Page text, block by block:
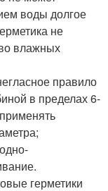
воды долгое
не
влажных
правило
в пределах 6-
герметики